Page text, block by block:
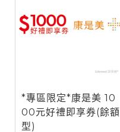
*專區限定*康是美 10
00元好禮即享券(餘額
型)